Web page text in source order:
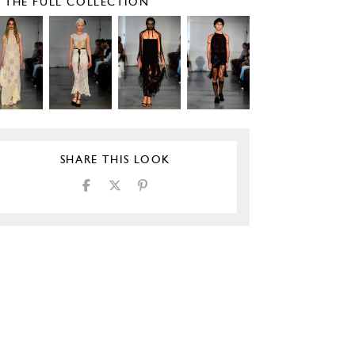
THE FULL COLLECTION
SHARE THIS LOOK